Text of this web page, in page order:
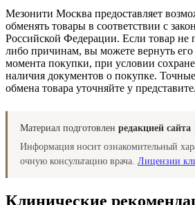
Мезонити Москва предоставляет
обменять товары в соответствии с
Российской Федерации. Если товар не
либо причинам, вы можете вернуть его
момента покупки, при условии
наличия документов о покупке.
обмена товара уточняйте у
Материал подготовлен редакцией сайта
Информация носит ознакомительный
очную консультацию врача. Лицензии
Клинические